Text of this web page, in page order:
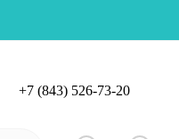
Вход
+7 (843) 526-73-20